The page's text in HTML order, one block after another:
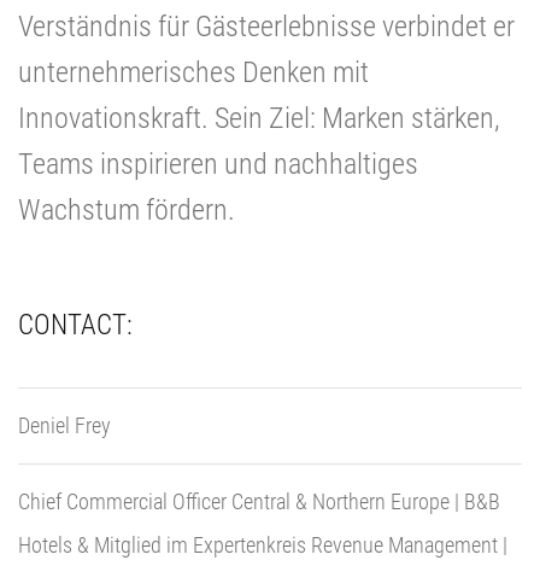
Verständnis für Gästeerlebnisse verbindet er
unternehmerisches Denken mit
Innovationskraft. Sein Ziel: Marken stärken,
Teams inspirieren und nachhaltiges
Wachstum fördern.
CONTACT:
Deniel Frey
Chief Commercial Officer Central & Northern Europe | B&B
Hotels & Mitglied im Expertenkreis Revenue Management |